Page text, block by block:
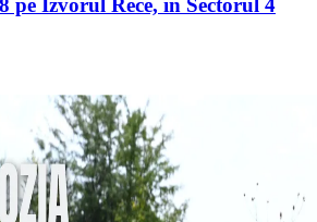
pe Izvorul Rece, în Sectorul 4